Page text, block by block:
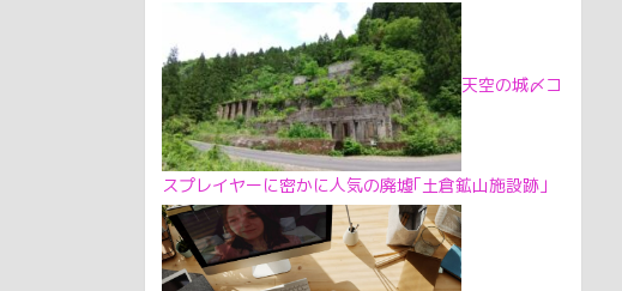
天空の城〆コ
スプレイヤーに密かに人気の廃墟｢土倉鉱山施設跡｣